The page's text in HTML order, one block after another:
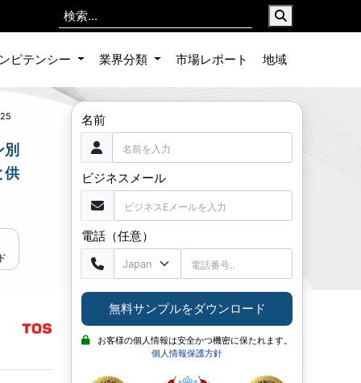
ピテンシー 業界分類 市場レポート 地域
供
名前
ビジネスメール
電話（任意）
無料サンプルをダウンロード
お客様の個人情報は安全かつ機密に保たれます。
個人情報保護方針